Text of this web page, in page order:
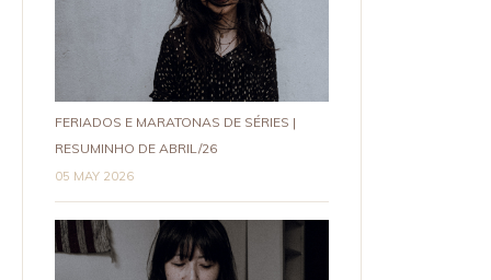
FERIADOS E MARATONAS DE SÉRIES |
RESUMINHO DE ABRIL/26
05 MAY 2026